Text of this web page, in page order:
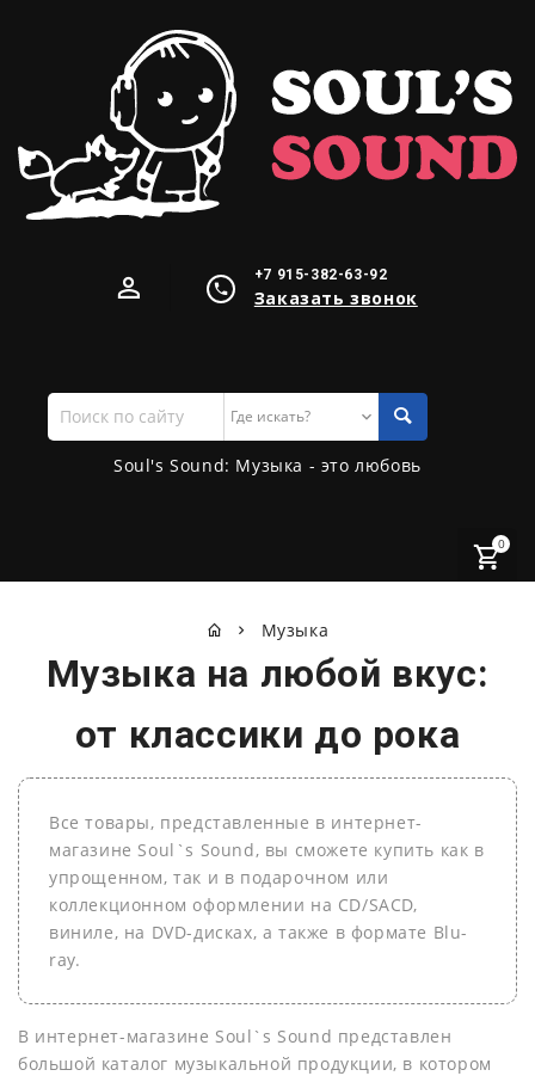
+7 915-382-63-92
Заказать звонок
Поиск
по
сайту
Soul's Sound: Музыка - это любовь
0
Музыка
Музыка на любой вкус:
от классики до рока
Все товары, представленные в интернет-
магазине Soul`s Sound, вы сможете купить как в
упрощенном, так и в подарочном или
коллекционном оформлении на СD/SACD,
виниле, на DVD-дисках, а также в формате Blu-
ray.
В интернет-магазине Soul`s Sound представлен
большой каталог музыкальной продукции, в котором